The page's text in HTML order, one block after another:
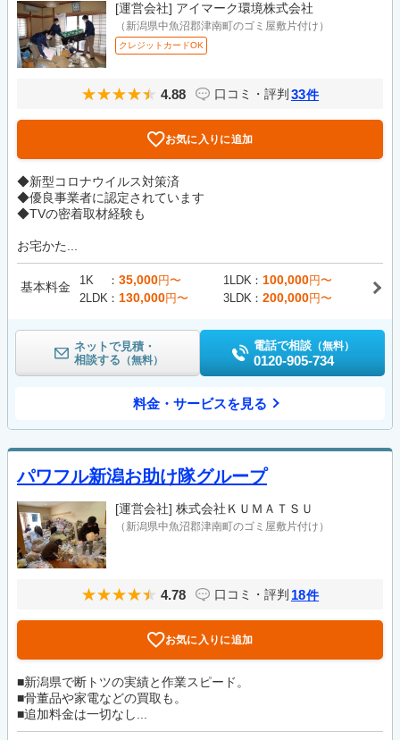
[運営会社] アイマーク環境株式会社
（新潟県中魚沼郡津南町のゴミ屋敷片付け）
クレジットカードOK
4.88 口コミ・評判 33件
お気に入りに追加
◆新型コロナウイルス対策済
◆優良事業者に認定されています
◆TVの密着取材経験も
お宅かた...
基本料金 1K 35,000円〜 1LDK 100,000円〜
2LDK
130,000円〜 3LDK 200,000円〜
ネットで見積・
相談する （無料）
電話で相談 （無料）
0120-905-734
料金・サービスを見る
パワフル新潟お助け隊グループ
[運営会社] 株式会社ＫＵＭＡＴＳＵ
（新潟県中魚沼郡津南町のゴミ屋敷片付け）
4.78 口コミ・評判 18件
お気に入りに追加
■新潟県で断トツの実績と作業スピード。
■骨董品や家電などの買取も。
■追加料金は一切なし...